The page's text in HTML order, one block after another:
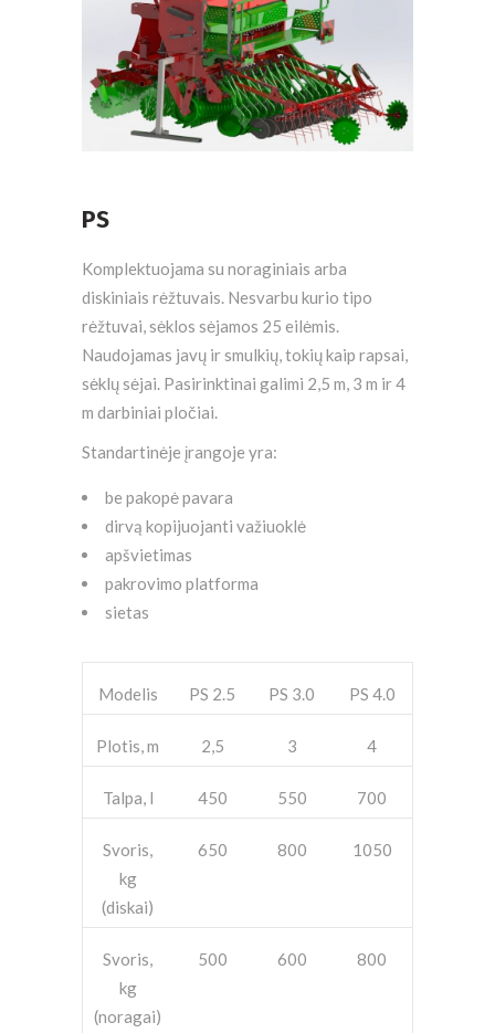
PS
Komplektuojama su noraginiais arba
diskiniais rėžtuvais. Nesvarbu kurio tipo
rėžtuvai, sėklos sėjamos 25 eilėmis.
Naudojamas javų ir smulkių, tokių kaip rapsai,
sėklų sėjai. Pasirinktinai galimi 2,5 m, 3 m ir 4
m darbiniai pločiai.
Standartinėje įrangoje yra:
be pakopė pavara
dirvą kopijuojanti važiuoklė
apšvietimas
pakrovimo platforma
sietas
Modelis PS 2.5 PS 3.0 PS 4.0
Plotis, m 2,5 3 4
Talpa, l 450 550 700
Svoris,
kg
(diskai)
650 800 1050
Svoris,
kg
(noragai)
500 600 800